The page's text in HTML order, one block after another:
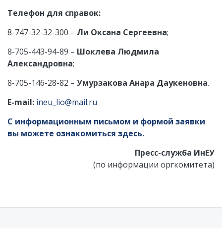
Телефон для справок:
8-747-32-32-300 – Ли Оксана Сергеевна;
8-705-443-94-89 – Шоклева Людмила
Александровна;
8-705-146-28-82 – Умурзакова Анара Даукеновна.
E-mail: ineu_lio@mail.ru
С информационным письмом и формой заявки
вы можете ознакомиться здесь.
Пресс-служба ИнЕУ
(по информации оргкомитета)